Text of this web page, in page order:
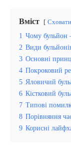
Вміст Сховати
1 Чому бульйон
2 Види
3 Основні
4 Покроковий
5 Яловичий
6 Кістковий
7 Типові
8 Порівняння
9 Корисні